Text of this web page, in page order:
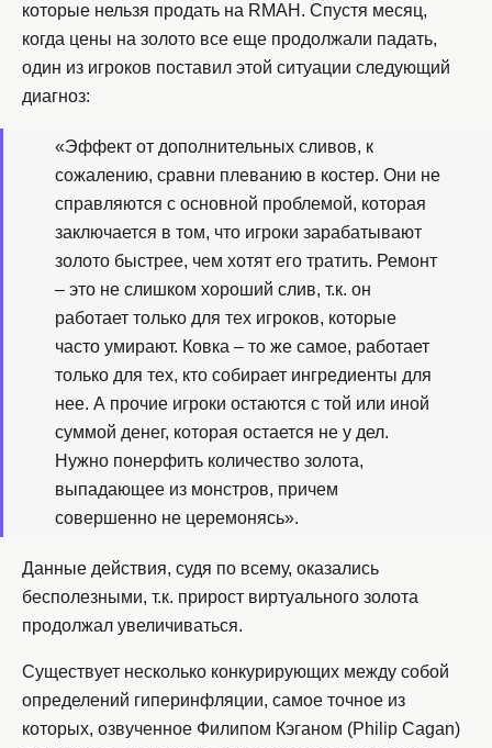
которые нельзя продать на RMAH. Спустя месяц,
когда цены на золото все еще продолжали падать,
один из игроков поставил этой ситуации следующий
диагноз:
«Эффект от дополнительных сливов, к
сожалению, сравни плеванию в костер. Они не
справляются с основной проблемой, которая
заключается в том, что игроки зарабатывают
золото быстрее, чем хотят его тратить. Ремонт
– это не слишком хороший слив, т.к. он
работает только для тех игроков, которые
часто умирают. Ковка – то же самое, работает
только для тех, кто собирает ингредиенты для
нее. А прочие игроки остаются с той или иной
суммой денег, которая остается не у дел.
Нужно понерфить количество золота,
выпадающее из монстров, причем
совершенно не церемонясь».
Данные действия, судя по всему, оказались
бесполезными, т.к. прирост виртуального золота
продолжал увеличиваться.
Существует несколько конкурирующих между собой
определений гиперинфляции, самое точное из
которых, озвученное Филипом Кэганом (Philip Cagan)